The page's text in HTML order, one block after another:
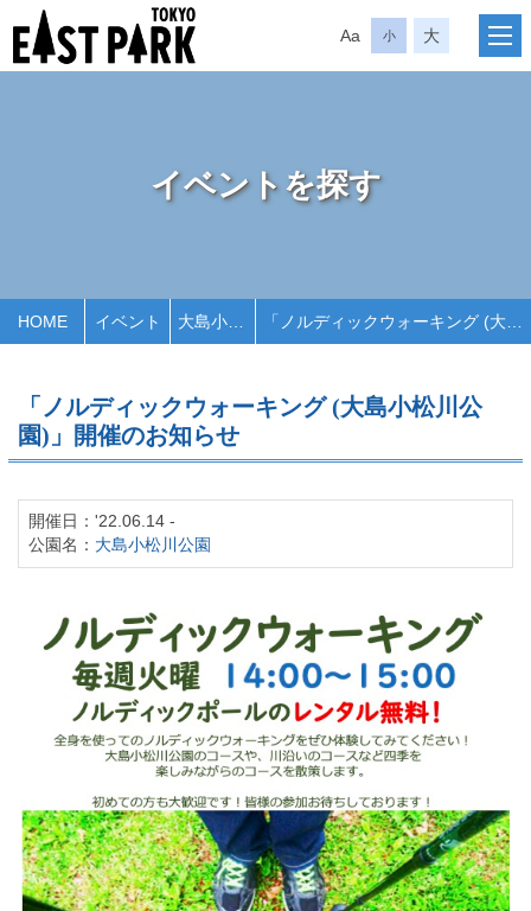
Aa 小 大
イベントを探す
HOME イベント 大島小松川公園 「ノルディックウォーキング (大島小松川公園)」開催のお知らせ
「ノルディックウォーキング (大島小松川公
園)」開催のお知らせ
開催日：'22.06.14 -
公園名： 大島小松川公園